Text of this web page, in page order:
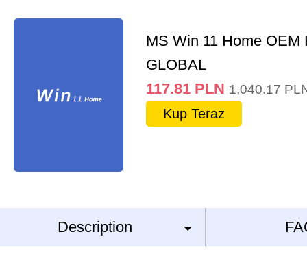
MS Win 11 Home OEM
GLOBAL
117.81 PLN 1,040.17
Kup Teraz
Description